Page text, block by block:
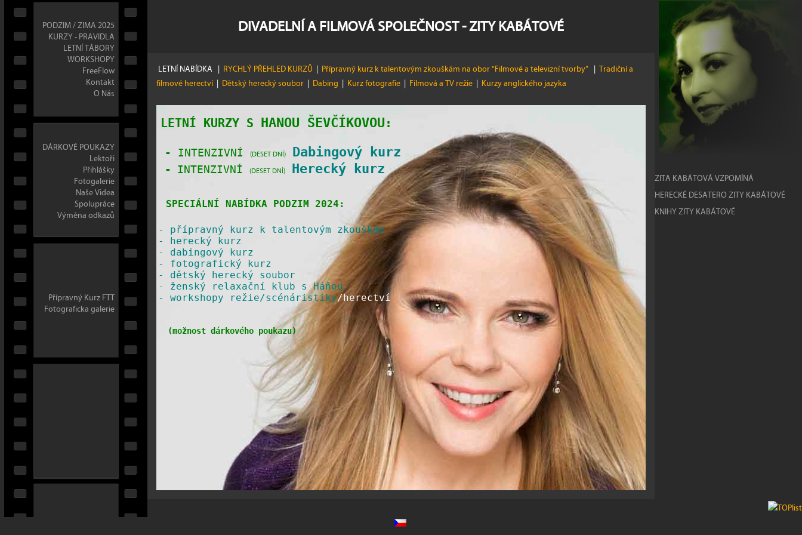
PODZIM / ZIMA 2025
KURZY - PRAVIDLA
LETNÍ TÁBORY
WORKSHOPY
FreeFlow
Kontakt
O Nás
DÁRKOVÉ POUKAZY
Lektoři
Přihlášky
Fotogalerie
Naše Videa
Spolupráce
Výměna odkazů
Přípravný Kurz FTT
Fotograficka galerie
DIVADELNÍ A FILMOVÁ SPOLEČNOST - ZITY KABÁTOVÉ
LETNÍ NABÍDKA | RYCHLÝ PŘEHLED KURZŮ | Přípravný kurz k talentovým zkouškám na obor "Filmové a televizní tvorby” | Tradiční a
filmové herectví | Dětský herecký soubor | Dabing | Kurz fotografie | Filmová a TV režie | Kurzy anglického jazyka
LETNÍ KURZY S HANOU ŠEVČÍKOVOU :
- INTENZIVNÍ (DESET DNÍ) Dabingový kurz
- INTENZIVNÍ (DESET DNÍ) Herecký kurz
SPECIÁLNÍ NABÍDKA PODZIM 2024:
- přípravný kurz k talentovým zkouškám
- herecký kurz
- dabingový kurz
- fotografický kurz
- dětský herecký soubor
- ženský relaxační klub s Háňou
​- workshopy režie/scénáristiky/herectví
(možnost dárkového poukazu)
ZITA KABÁTOVÁ VZPOMÍNÁ
HERECKÉ DESATERO ZITY KABÁTOVÉ
KNIHY ZITY KABÁTOVÉ